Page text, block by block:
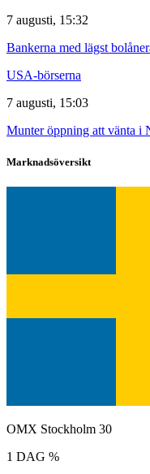
7 augusti, 15:32
Bankerna med lägst
USA-börserna
7 augusti, 15:03
Munter öppning att vänta i
Marknadsöversikt
OMX Stockholm 30
1 DAG %